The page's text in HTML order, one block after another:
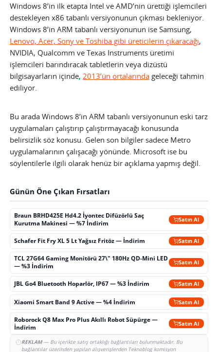
Windows 8’in ilk etapta Intel ve AMD’nin ürettiği işlemcileri
destekleyen x86 tabanlı versiyonunun çıkması bekleniyor.
Windows 8’in ARM tabanlı versiyonunun ise Samsung,
Lenovo, Acer, Sony ve Toshiba gibi üreticilerin çıkaracağı,
NVIDIA, Qualcomm ve Texas Instruments üretimi
işlemcileri barındıracak tabletlerin veya dizüstü
bilgisayarların içinde, 2013’ün ortalarında geleceği tahmin
ediliyor.
Bu arada Windows 8’in ARM tabanlı versiyonunun eski tarz
uygulamaları çalıştırıp çalıştırmayacağı konusunda
belirsizlik söz konusu. Gelen son bilgiler sadece Metro
uygulamalarının çalışacağı yönünde. Microsoft ise bu
söylentilerle ilgili olarak henüz bir açıklama yapmış değil.
Günün Öne Çıkan Fırsatları
Braun BRHD425E Hd4.2 İyontec Difüzörlü Saç
Kurutma Makinesi — %7 İndirim
Satın Al
Schafer Fit Fry XL 5 Lt Yağsız Fritöz — İndirim Satın Al
TCL 27G64 Gaming Monitörü 27\" 180Hz QD-Mini LED
— %3 İndirim
Satın Al
JBL Go4 Bluetooth Hoparlör, IP67 — %3 İndirim Satın Al
Xiaomi Smart Band 9 Active — %4 İndirim Satın Al
Roborock Q8 Max Pro Plus Akıllı Robot Süpürge —
İndirim
Satın Al
REKLAM— Bu içerikte satış ortaklığı bağlantıları bulunmaktadır. Bu
bağlantılar üzerinden yapılan alışverişlerden Teknoblog komisyon